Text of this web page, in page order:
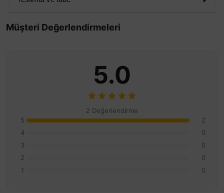
Müşteri Değerlendirmeleri
5.0
2 Değerlendirme
5
2
4
0
3
0
2
0
1
0